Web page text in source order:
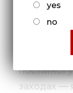
Особливу
постійної
заходах —
yes
no